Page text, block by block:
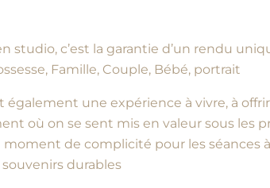
studio, c’est la garantie d’un rendu
Famille, Couple, Bébé, portrait
également une expérience à vivre, à offrir
où on se sent mis en valeur sous les
moment de complicité pour les séances
durables